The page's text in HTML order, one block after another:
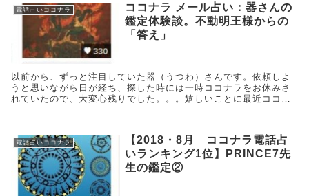
電話占いココナラ
ココナラ メール占い：器さんの
鑑定体験談。不動明王様からの
「答え」
以前から、ずっと注目していた器（うつわ）さんです。依頼しよ
うと思いながら日が経ち、探した時には一時ココナラをお休みさ
れていたので、大変心残りでした。。。嬉しいことに最近ココナ
電話占いココナラ
【2018・8月 ココナラ電話占
いランキング1位】PRINCE7先
生の鑑定②